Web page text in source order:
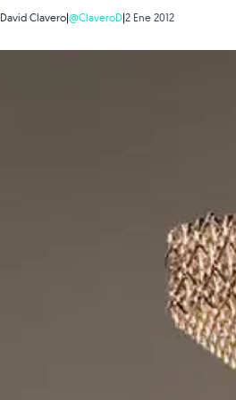
David Clavero|@ClaveroD|2 Ene 2012